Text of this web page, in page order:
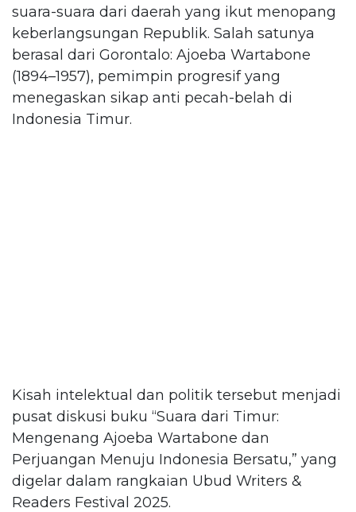
suara-suara dari daerah yang ikut menopang
keberlangsungan Republik. Salah satunya
berasal dari Gorontalo: Ajoeba Wartabone
(1894–1957), pemimpin progresif yang
menegaskan sikap anti pecah-belah di
Indonesia Timur.
Kisah intelektual dan politik tersebut menjadi
pusat diskusi buku “Suara dari Timur:
Mengenang Ajoeba Wartabone dan
Perjuangan Menuju Indonesia Bersatu,” yang
digelar dalam rangkaian Ubud Writers &
Readers Festival 2025.